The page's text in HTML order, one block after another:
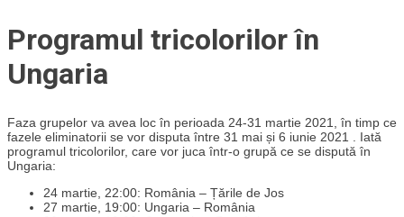
Programul tricolorilor în
Ungaria
Faza grupelor va avea loc în perioada 24-31 martie 2021, în timp ce
fazele eliminatorii se vor disputa între 31 mai și 6 iunie 2021 . Iată
programul tricolorilor, care vor juca într-o grupă ce se dispută în
Ungaria:
24 martie, 22:00: România – Țările de Jos
27 martie, 19:00: Ungaria – România